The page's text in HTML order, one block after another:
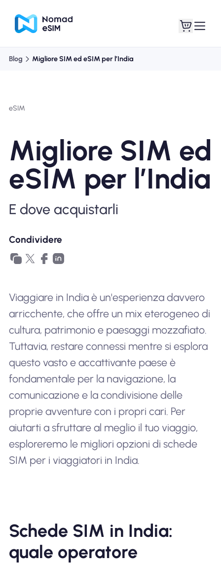
Informazioni sull'eSIM
Per affari
Blog Migliore SIM ed eSIM per l’India
eSIM
Migliore SIM ed
eSIM per l’India
E dove acquistarli
Condividere
Viaggiare in India è un'esperienza davvero
arricchente, che offre un mix eterogeneo di
cultura, patrimonio e paesaggi mozzafiato.
Tuttavia, restare connessi mentre si esplora
questo vasto e accattivante paese è
fondamentale per la navigazione, la
comunicazione e la condivisione delle
proprie avventure con i propri cari. Per
aiutarti a sfruttare al meglio il tuo viaggio,
esploreremo le migliori opzioni di schede
SIM per i viaggiatori in India.
Schede SIM in India:
quale operatore